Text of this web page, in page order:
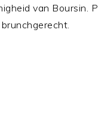
van Boursin.